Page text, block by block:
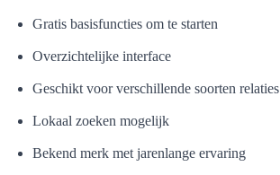
Gratis basisfuncties om te starten
Overzichtelijke interface
Geschikt voor verschillende soorten relaties
Lokaal zoeken mogelijk
Bekend merk met jarenlange ervaring